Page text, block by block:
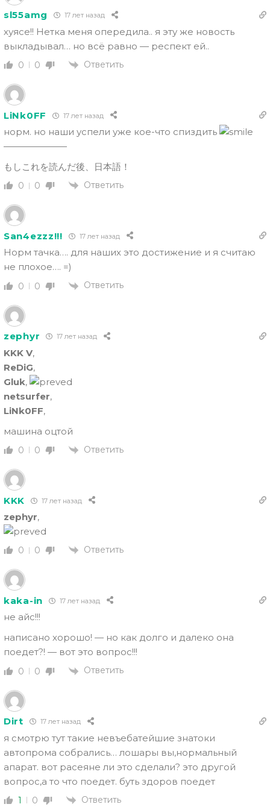
sl55amg 17 лет назад
хуясе!! Нетка меня опередила.. я эту же новость
выкладывал… но всё равно — респект ей..
0 0 Ответить
LiNk0FF 17 лет назад
норм. но наши успели уже кое-что спиздить
———————
もしこれを読んだ後、日本語！
0 0 Ответить
San4ezzz!!! 17 лет назад
Норм тачка…. для наших это достижение и я считаю
не плохое…. =)
0 0 Ответить
zephyr 17 лет назад
KKK V,
ReDiG,
Gluk,
netsurfer,
LiNk0FF,
машина оцтой
0 0 Ответить
KKK 17 лет назад
zephyr,
0 0 Ответить
kaka-in 17 лет назад
не айс!!!
написано хорошо! — но как долго и далеко она
поедет?! — вот это вопрос!!!
0 0 Ответить
Dirt 17 лет назад
я смотрю тут такие невъебатейшие знатоки
автопрома собрались… лошары вы,нормальный
апарат. вот расеяне ли это сделали? это другой
вопрос,а то что поедет. буть здоров поедет
1 0 Ответить